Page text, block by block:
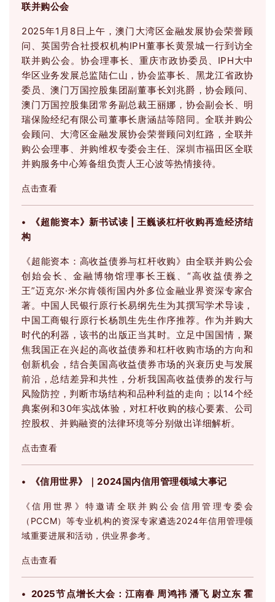
联并购公会
2025年1月8日上午，澳门大湾区金融发展协会荣誉顾
问、英国劳合社授权机构IPH董事长黄景城一行到访全
联并购公会。 协会理事长、重庆市政协委员、IPH大中
华区业务发展总监陆仁山，协会监事长、黑龙江省政协
委员、澳门万国控股集团副董事长刘兆爵，协会顾问、
澳门万国控股集团常务副总裁王丽娜，协会副会长、明
瑞保险经纪有限公司董事长唐涵喆等陪同。全联并购公
会顾问、大湾区金融发展协会荣誉顾问刘红路，全联并
购公会理事、并购维权专委会主任、深圳市福田区全联
并购服务中心筹备组负责人王心波等热情接待。
点击查看
• 《超能资本》新书试读 | 王巍谈杠杆收购再造经济结
构
《超能资本： 高收益债券与杠杆收购》由全联并购公会
创始会长、金融博物馆理事长王巍、“高收益债券之
王”迈克尔·米尔肯领衔国内外多位金融业界资深专家合
著。 中国人民银行原行长易纲先生为其撰写学术导读，
中国工商银行原行长杨凯生先生作序推荐。作为并购大
时代的利器，该书的出版正当其时。 立足中国国情，聚
焦我国正在兴起的高收益债券和杠杆收购市场的方向和
创新机会，结合美国高收益债券市场的兴衰历史与发展
前沿，总结差异和共性，分析我国高收益债券的发行与
风险防控，判断市场结构和品种利益的走向； 以14个经
典案例和30年实战体验，对杠杆收购的核心要素、公司
控股权、并购融资的法律环境等分别做出详细解析。
点击查看
• 《信用世界》｜2024国内信用管理领域大事记
《信用世界》特邀请全联并购公会信用管理专委会
（PCCM）等专业机构的资深专家遴选2024年信用管理领
域重要进展和活动，供业界参考。
点击查看
• 2025节点增长大会：江南春 周鸿祎 潘飞 尉立东 霍